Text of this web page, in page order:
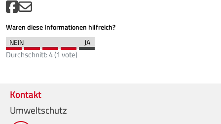
Waren diese Informationen hilfreich?
Durchschnitt:4(1 vote)
Kontakt
Umweltschutz